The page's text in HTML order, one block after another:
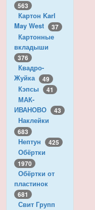
563
Картон Karl
May West
37
Картонные
вкладыши
376
Квадро-
Жуйка
49
Кэпсы 41
МАК-
ИВАНОВО
43
Наклейки
683
Нептун 425
Обёртки
1970
Обёртки от
пластинок
681
Свит Групп